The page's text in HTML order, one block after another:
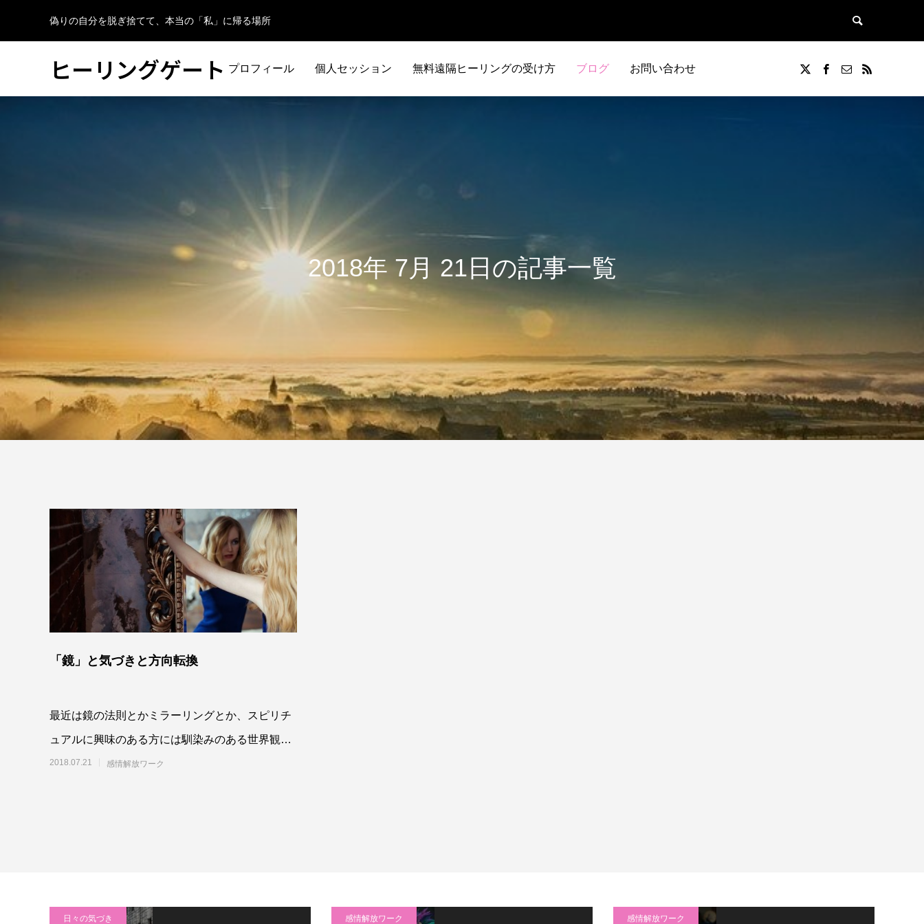
偽りの自分を脱ぎ捨てて、本当の「私」に帰る場所
ヒーリングゲート プロフィール 個人セッション 無料遠隔ヒーリングの受け方 ブログ お問い合わせ
2018年 7月 21日の記事一覧
「鏡」と気づきと方向転換
最近は鏡の法則とかミラーリングとか、スピリチ
ュアルに興味のある方には馴染みのある世界観に
なってきているようですね。でも、頭ではわかっ
2018.07.21 感情解放ワーク
日々の気づき 感情解放ワーク 感情解放ワーク